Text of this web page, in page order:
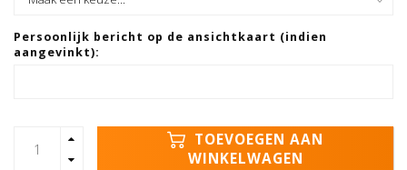
Persoonlijk bericht op de ansichtkaart (indien
aangevinkt):
TOEVOEGEN AAN
WINKELWAGEN